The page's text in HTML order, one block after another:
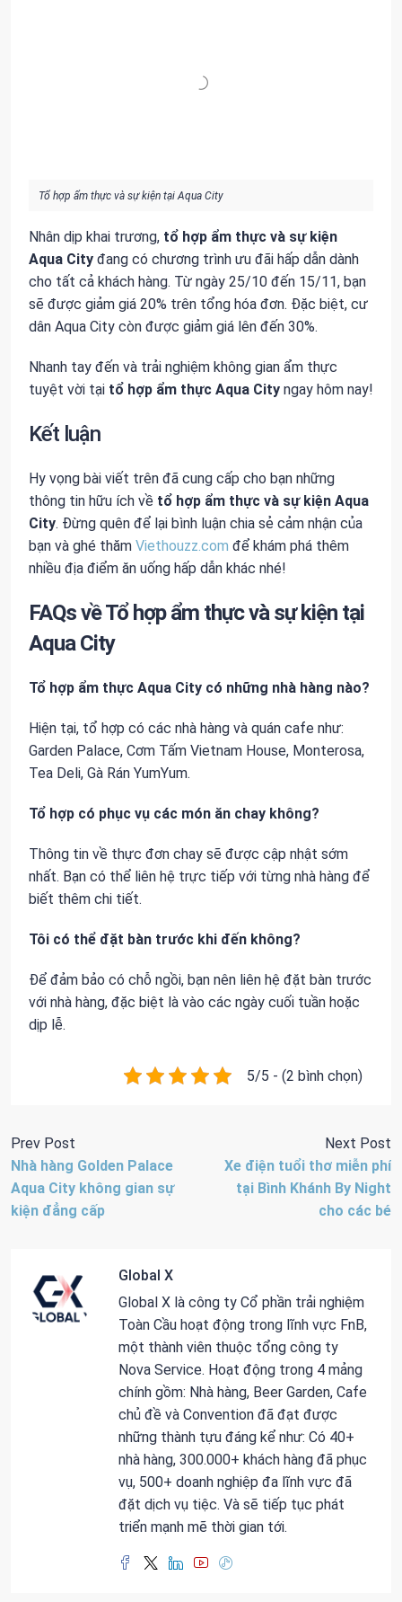
Tổ hợp ẩm thực và sự kiện tại Aqua City
Nhân dịp khai trương, tổ hợp ẩm thực và sự kiện
Aqua City đang có chương trình ưu đãi hấp dẫn dành
cho tất cả khách hàng. Từ ngày 25/10 đến 15/11, bạn
sẽ được giảm giá 20% trên tổng hóa đơn. Đặc biệt, cư
dân Aqua City còn được giảm giá lên đến 30%.
Nhanh tay đến và trải nghiệm không gian ẩm thực
tuyệt vời tại tổ hợp ẩm thực Aqua City ngay hôm nay!
Kết luận
Hy vọng bài viết trên đã cung cấp cho bạn những
thông tin hữu ích về tổ hợp ẩm thực và sự kiện Aqua
City. Đừng quên để lại bình luận chia sẻ cảm nhận của
bạn và ghé thăm Viethouzz.com để khám phá thêm
nhiều địa điểm ăn uống hấp dẫn khác nhé!
FAQs về Tổ hợp ẩm thực và sự kiện tại
Aqua City
Tổ hợp ẩm thực Aqua City có những nhà hàng nào?
Hiện tại, tổ hợp có các nhà hàng và quán cafe như:
Garden Palace, Cơm Tấm Vietnam House, Monterosa,
Tea Deli, Gà Rán YumYum.
Tổ hợp có phục vụ các món ăn chay không?
Thông tin về thực đơn chay sẽ được cập nhật sớm
nhất. Bạn có thể liên hệ trực tiếp với từng nhà hàng để
biết thêm chi tiết.
Tôi có thể đặt bàn trước khi đến không?
Để đảm bảo có chỗ ngồi, bạn nên liên hệ đặt bàn trước
với nhà hàng, đặc biệt là vào các ngày cuối tuần hoặc
dịp lễ.
5/5 - (2 bình chọn)
Prev Post
Nhà hàng Golden Palace
Aqua City không gian sự
kiện đẳng cấp
Next Post
Xe điện tuổi thơ miễn phí
tại Bình Khánh By Night
cho các bé
Global X
Global X là công ty Cổ phần trải nghiệm
Toàn Cầu hoạt động trong lĩnh vực FnB,
một thành viên thuộc tổng công ty
Nova Service. Hoạt động trong 4 mảng
chính gồm: Nhà hàng, Beer Garden, Cafe
chủ đề và Convention đã đạt được
những thành tựu đáng kể như: Có 40+
nhà hàng, 300.000+ khách hàng đã phục
vụ, 500+ doanh nghiệp đa lĩnh vực đã
đặt dịch vụ tiệc. Và sẽ tiếp tục phát
triển mạnh mẽ thời gian tới.